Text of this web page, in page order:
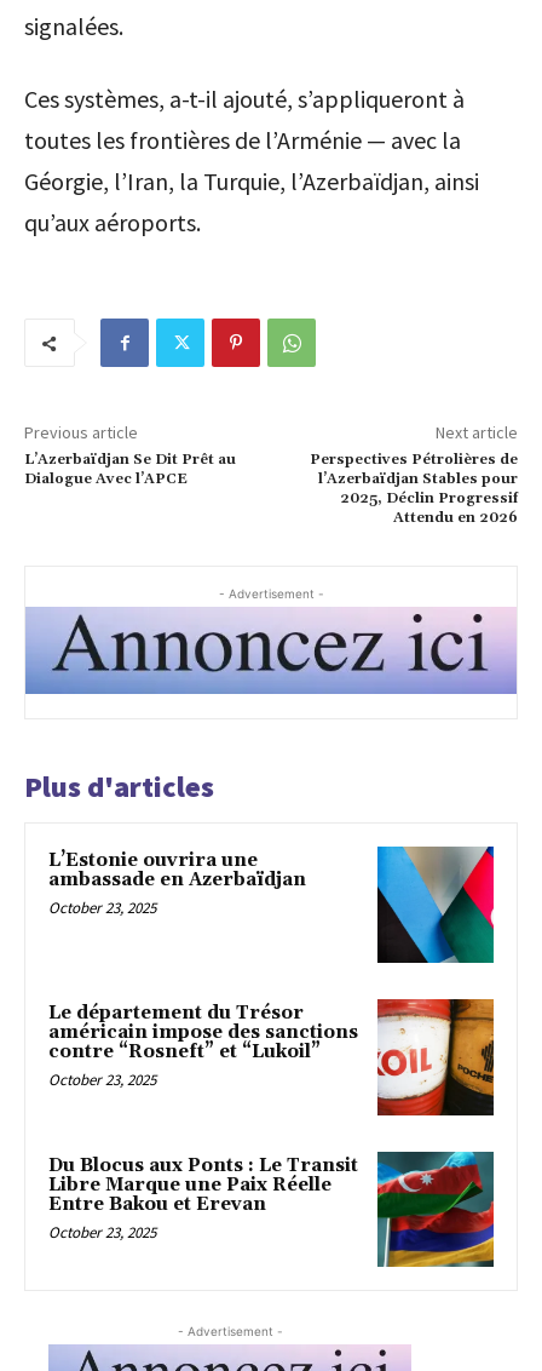
signalées.
Ces systèmes, a-t-il ajouté, s’appliqueront à
toutes les frontières de l’Arménie — avec la
Géorgie, l’Iran, la Turquie, l’Azerbaïdjan, ainsi
qu’aux aéroports.
Previous article
L’Azerbaïdjan Se Dit Prêt au
Dialogue Avec l’APCE
Next article
Perspectives Pétrolières de
l’Azerbaïdjan Stables pour
2025, Déclin Progressif
Attendu en 2026
- Advertisement -
Plus d'articles
L’Estonie ouvrira une
ambassade en Azerbaïdjan
October 23, 2025
Le département du Trésor
américain impose des sanctions
contre “Rosneft” et “Lukoil”
October 23, 2025
Du Blocus aux Ponts : Le Transit
Libre Marque une Paix Réelle
Entre Bakou et Erevan
October 23, 2025
- Advertisement -